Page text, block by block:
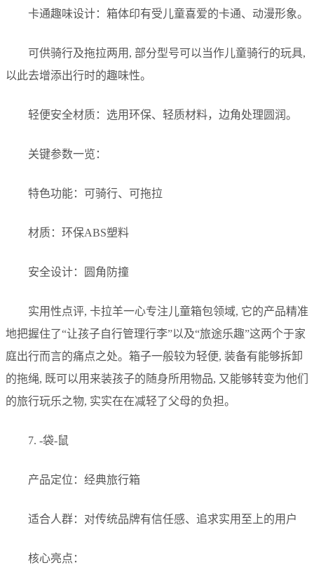
卡通趣味设计：箱体印有受儿童喜爱的卡通、动漫形象。
可供骑行及拖拉两用, 部分型号可以当作儿童骑行的玩具,
以此去增添出行时的趣味性。
轻便安全材质：选用环保、轻质材料，边角处理圆润。
关键参数一览：
特色功能：可骑行、可拖拉
材质：环保ABS塑料
安全设计：圆角防撞
实用性点评, 卡拉羊一心专注儿童箱包领域, 它的产品精准
地把握住了“让孩子自行管理行李”以及“旅途乐趣”这两个于家
庭出行而言的痛点之处。箱子一般较为轻便, 装备有能够拆卸
的拖绳, 既可以用来装孩子的随身所用物品, 又能够转变为他们
的旅行玩乐之物, 实实在在减轻了父母的负担。
7. -袋-鼠
产品定位：经典旅行箱
适合人群：对传统品牌有信任感、追求实用至上的用户
核心亮点：